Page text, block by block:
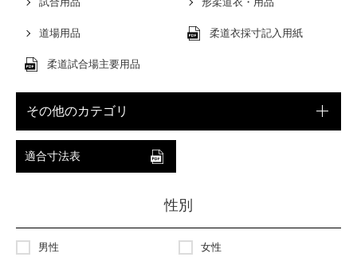
道場用品 柔道衣採寸記入用紙
柔道試合場主要用品
その他のカテゴリ
適合寸法表
性別
男性 女性